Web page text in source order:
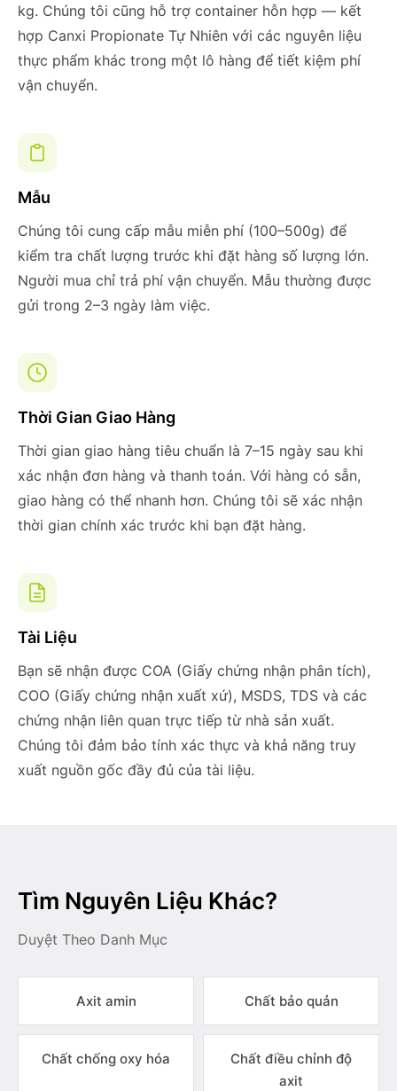
kg. Chúng tôi cũng hỗ trợ container hỗn hợp — kết
hợp Canxi Propionate Tự Nhiên với các nguyên liệu
thực phẩm khác trong một lô hàng để tiết kiệm phí
vận chuyển.
Mẫu
Chúng tôi cung cấp mẫu miễn phí (100–500g) để
kiểm tra chất lượng trước khi đặt hàng số lượng lớn.
Người mua chỉ trả phí vận chuyển. Mẫu thường được
gửi trong 2–3 ngày làm việc.
Thời Gian Giao Hàng
Thời gian giao hàng tiêu chuẩn là 7–15 ngày sau khi
xác nhận đơn hàng và thanh toán. Với hàng có sẵn,
giao hàng có thể nhanh hơn. Chúng tôi sẽ xác nhận
thời gian chính xác trước khi bạn đặt hàng.
Tài Liệu
Bạn sẽ nhận được COA (Giấy chứng nhận phân tích),
COO (Giấy chứng nhận xuất xứ), MSDS, TDS và các
chứng nhận liên quan trực tiếp từ nhà sản xuất.
Chúng tôi đảm bảo tính xác thực và khả năng truy
xuất nguồn gốc đầy đủ của tài liệu.
Tìm Nguyên Liệu Khác?
Duyệt Theo Danh Mục
Axit amin Chất bảo quản
Chất chống oxy hóa
Chất điều chỉnh độ
axit